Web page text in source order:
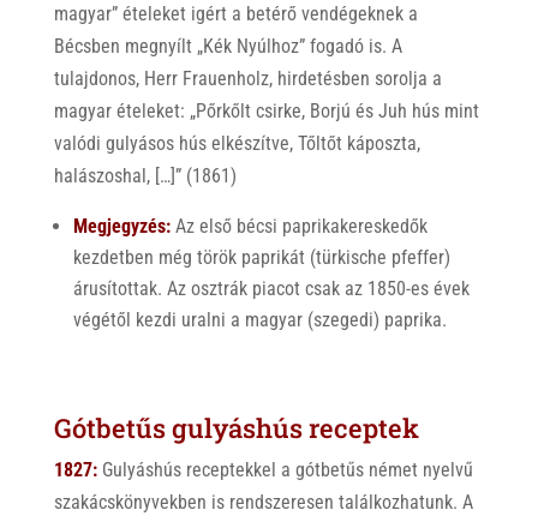
magyar” ételeket igért a betérő vendégeknek a
Bécsben megnyílt „Kék Nyúlhoz” fogadó is. A
tulajdonos, Herr Frauenholz, hirdetésben sorolja a
magyar ételeket: „Pőrkőlt csirke, Borjú és Juh hús mint
valódi gulyásos hús elkészítve, Tőltőt káposzta,
halászoshal, […]” (1861)
Megjegyzés:Az első bécsi paprikakereskedők
kezdetben még török paprikát (türkische pfeffer)
árusítottak. Az osztrák piacot csak az 1850-es évek
végétől kezdi uralni a magyar (szegedi) paprika.
Gótbetűs gulyáshús receptek
1827: Gulyáshús receptekkel a gótbetűs német nyelvű
szakácskönyvekben is rendszeresen találkozhatunk. A